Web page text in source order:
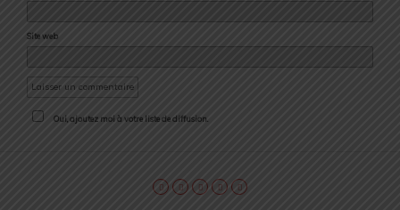
Site web
Oui, ajoutez moi à votre liste de diffusion.